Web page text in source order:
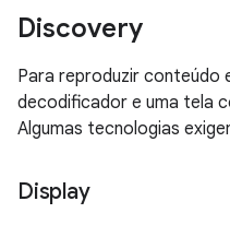
Discovery
Para reproduzir conteúdo
decodificador e uma tela
Algumas tecnologias
Display